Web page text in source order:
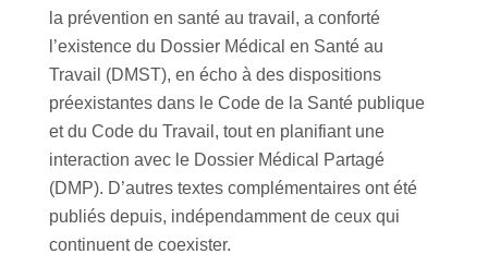
la prévention en santé au travail, a conforté
l’existence du Dossier Médical en Santé au
Travail (DMST), en écho à des dispositions
préexistantes dans le Code de la Santé publique
et du Code du Travail, tout en planifiant une
interaction avec le Dossier Médical Partagé
(DMP). D’autres textes complémentaires ont été
publiés depuis, indépendamment de ceux qui
continuent de coexister.